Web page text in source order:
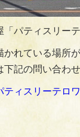
パティスリー
かれている場所
下記の問い合わ
ティスリーテロ